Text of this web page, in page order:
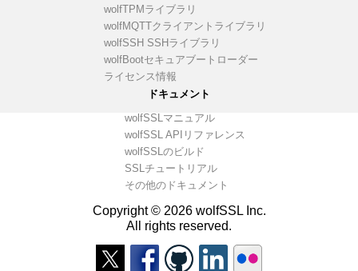
wolfTPMライブラリ
wolfMQTTクライアントライブラリ
wolfSSH SSHライブラリ
wolfBootセキュアブートローダー
ライセンス情報
ドキュメント
wolfSSLマニュアル
wolfSSL APIリファレンス
wolfSSLのビルド
SSLチュートリアル
その他のドキュメント
Copyright © 2026 wolfSSL Inc.
All rights reserved.